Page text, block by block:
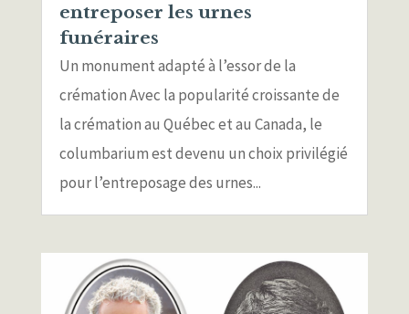
entreposer les urnes
funéraires
Un monument adapté à l’essor de la
crémation Avec la popularité croissante de
la crémation au Québec et au Canada, le
columbarium est devenu un choix privilégié
pour l’entreposage des urnes...